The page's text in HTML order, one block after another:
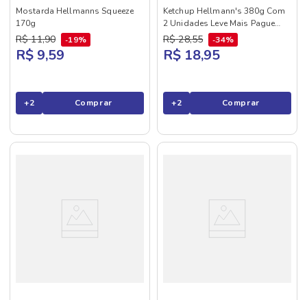
Mostarda Hellmanns Squeeze
170g
R$ 11,90 19%
R$ 9,59
+2 Comprar
Ketchup Hellmann's 380g Com
2 Unidades Leve Mais Pague
Menos
R$ 28,55 34%
R$ 18,95
+2 Comprar